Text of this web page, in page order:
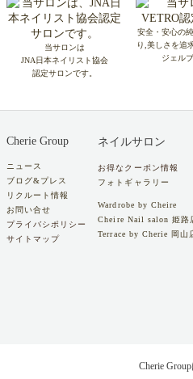
当サロンは
JNA日本ネイリスト協会
認定サロンです。
安全・安心の
り,美しさを追
ジェル
Cherie Group
ニュース
ブログ&プレス
リクルート情報
お問い合せ
プライバシポリシー
サイトマップ
ネイルサロン
お得なクーポン情報
フォトギャラリー
Wardrobe by Cheire
Cheire Nail salon 姫路
Terrace by Cherie 岡山
Cherie